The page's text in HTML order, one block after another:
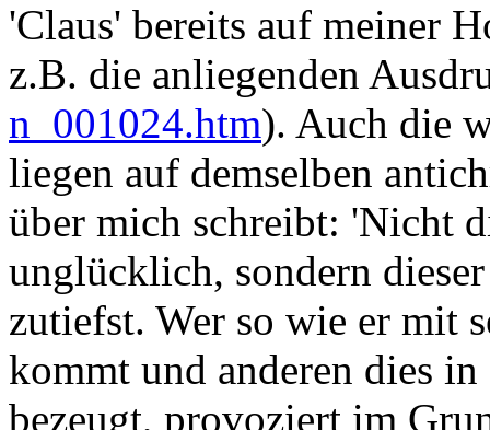
'Claus' bereits auf meiner
z.B. die anliegenden
n_001024.htm). Auch die
liegen auf demselben
über mich schreibt: 'Nicht
unglücklich, sondern
zutiefst. Wer so wie er mit
kommt und anderen dies
bezeugt, provoziert im